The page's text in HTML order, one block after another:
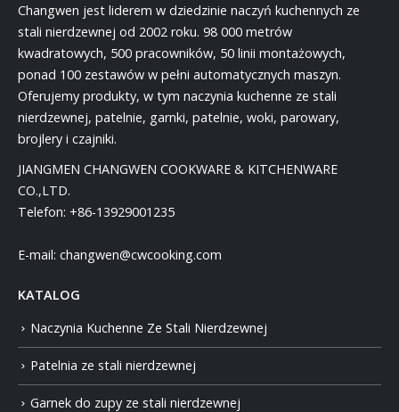
Changwen jest liderem w dziedzinie naczyń kuchennych ze
stali nierdzewnej od 2002 roku. 98 000 metrów
kwadratowych, 500 pracowników, 50 linii montażowych,
ponad 100 zestawów w pełni automatycznych maszyn.
Oferujemy produkty, w tym naczynia kuchenne ze stali
nierdzewnej, patelnie, garnki, patelnie, woki, parowary,
brojlery i czajniki.
JIANGMEN CHANGWEN COOKWARE & KITCHENWARE
CO.,LTD.
Telefon: +86-13929001235
E-mail: changwen@cwcooking.com
KATALOG
Naczynia Kuchenne Ze Stali Nierdzewnej
Patelnia ze stali nierdzewnej
Garnek do zupy ze stali nierdzewnej